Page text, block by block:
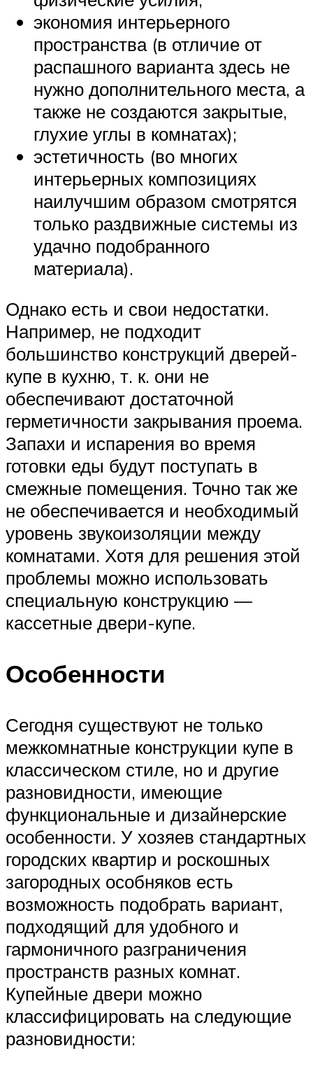
экономия интерьерного
пространства (в отличие от
распашного варианта здесь не
нужно дополнительного места, а
также не создаются закрытые,
глухие углы в комнатах);
эстетичность (во многих
интерьерных композициях
наилучшим образом смотрятся
только раздвижные системы из
удачно подобранного
материала).
Однако есть и свои недостатки.
Например, не подходит
большинство конструкций дверей-
купе в кухню, т. к. они не
обеспечивают достаточной
герметичности закрывания проема.
Запахи и испарения во время
готовки еды будут поступать в
смежные помещения. Точно так же
не обеспечивается и необходимый
уровень звукоизоляции между
комнатами. Хотя для решения этой
проблемы можно использовать
специальную конструкцию —
кассетные двери-купе.
Особенности
Сегодня существуют не только
межкомнатные конструкции купе в
классическом стиле, но и другие
разновидности, имеющие
функциональные и дизайнерские
особенности. У хозяев стандартных
городских квартир и роскошных
загородных особняков есть
возможность подобрать вариант,
подходящий для удобного и
гармоничного разграничения
пространств разных комнат.
Купейные двери можно
классифицировать на следующие
разновидности: